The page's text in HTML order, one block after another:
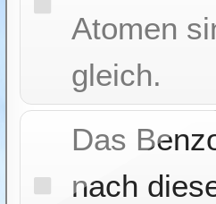
Atomen
gleich.
Das
nach